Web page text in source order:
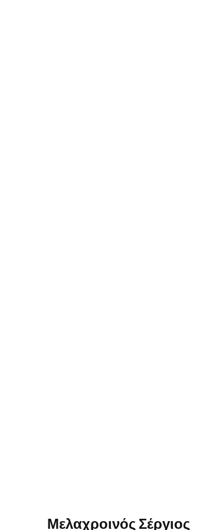
Μελαχροινός Σέργιος